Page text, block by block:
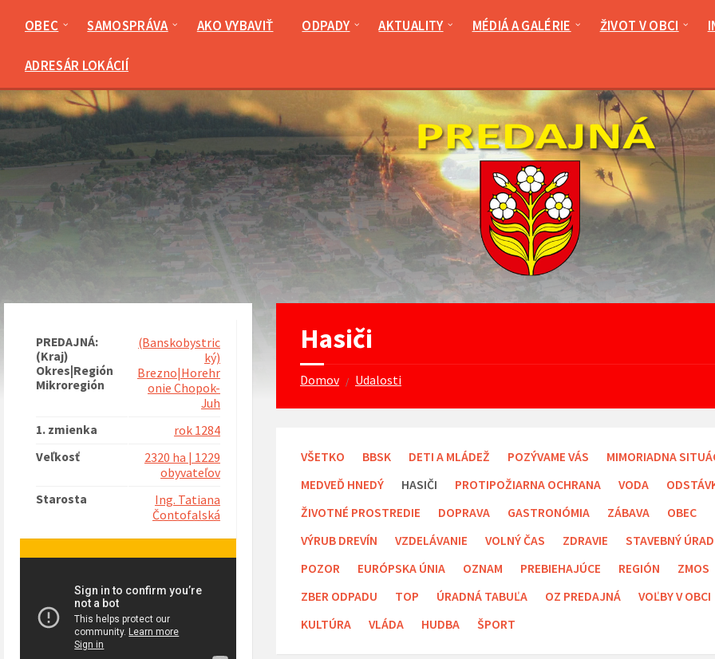
OBEC SAMOSPRÁVA AKO VYBAVIŤ ODPADY AKTUALITY MÉDIÁ A GALÉRIE ŽIVOT V OBCI
ADRESÁR LOKÁCIÍ
Hasiči
Domov / Udalosti
VŠETKO BBSK DETI A MLÁDEŽ POZÝVAME VÁS
MIMORIADNA
MEDVEĎ HNEDÝ
HASIČI PROTIPOŽIARNA OCHRANA VODA
ŽIVOTNÉ PROSTREDIE
DOPRAVA GASTRONÓMIA ZÁBAVA
OBEC
VÝRUB DREVÍN
VZDELÁVANIE VOLNÝ ČAS ZDRAVIE
STAVEBNÝ ÚRAD
POZOR
EURÓPSKA ÚNIA OZNAM PREBIEHAJÚCE REGIÓN
ZMOS
ZBER ODPADU
TOP ÚRADNÁ TABUĽA OZ PREDAJNÁ
VOĽBY V OBCI
KULTÚRA
VLÁDA HUDBA ŠPORT
PREDAJNÁ:
(Kraj)
Okres|Región
Mikroregión
(Banskobystric
ký)
Brezno|Horehr
onie Chopok-
Juh
1. zmienka
rok 1284
Veľkosť
2320 ha | 1229
obyvateľov
Starosta
Ing. Tatiana
Čontofalská